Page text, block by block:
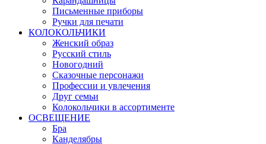
Письменные приборы
Ручки для печати
КОЛОКОЛЬЧИКИ
Женский образ
Русский стиль
Новогодний
Сказочные персонажи
Профессии и увлечения
Друг семьи
Колокольчики в ассортименте
ОСВЕЩЕНИЕ
Бра
Канделябры